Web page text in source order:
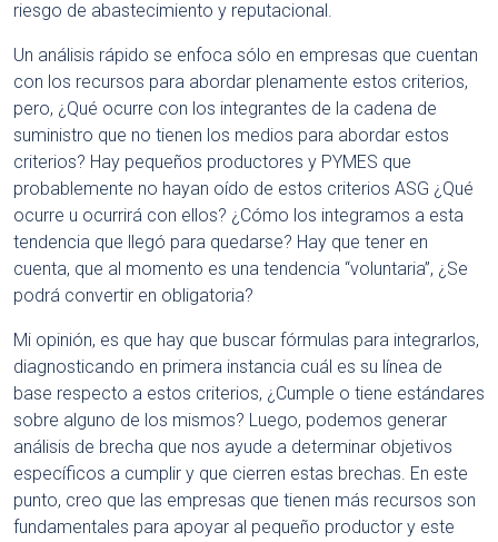
riesgo de abastecimiento y reputacional.
Un análisis rápido se enfoca sólo en empresas que cuentan
con los recursos para abordar plenamente estos criterios,
pero, ¿Qué ocurre con los integrantes de la cadena de
suministro que no tienen los medios para abordar estos
criterios? Hay pequeños productores y PYMES que
probablemente no hayan oído de estos criterios ASG ¿Qué
ocurre u ocurrirá con ellos? ¿Cómo los integramos a esta
tendencia que llegó para quedarse? Hay que tener en
cuenta, que al momento es una tendencia “voluntaria”, ¿Se
podrá convertir en obligatoria?
Mi opinión, es que hay que buscar fórmulas para integrarlos,
diagnosticando en primera instancia cuál es su línea de
base respecto a estos criterios, ¿Cumple o tiene estándares
sobre alguno de los mismos? Luego, podemos generar
análisis de brecha que nos ayude a determinar objetivos
específicos a cumplir y que cierren estas brechas. En este
punto, creo que las empresas que tienen más recursos son
fundamentales para apoyar al pequeño productor y este